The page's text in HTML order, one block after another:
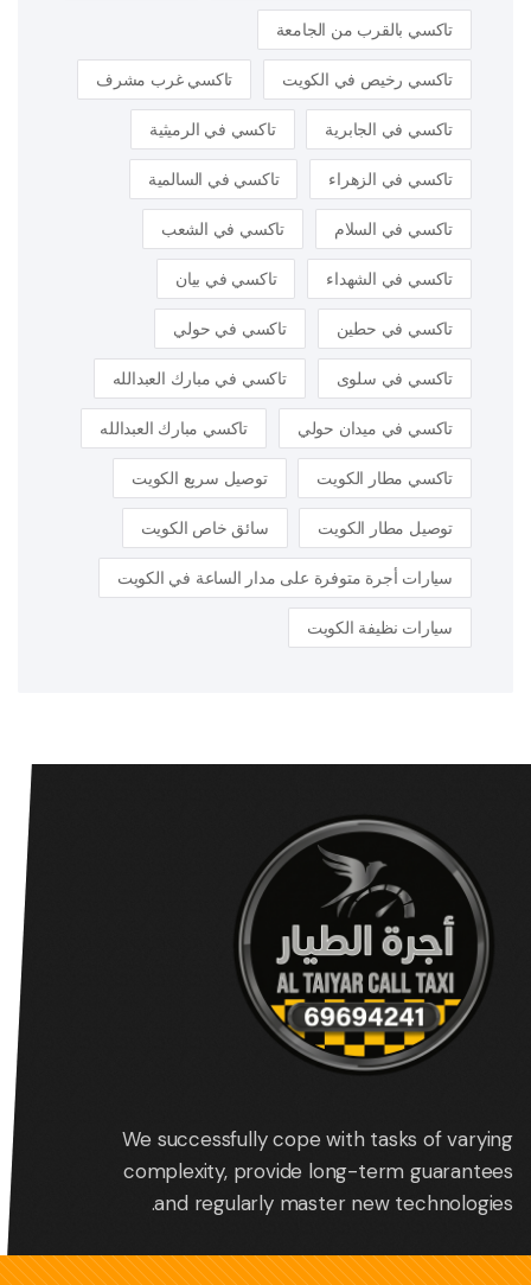
تاكسي بالقرب من الجامعة
تاكسي رخيص في الكويت تاكسي غرب مشرف
تاكسي في الجابرية تاكسي في الرميثية
تاكسي في الزهراء تاكسي في السالمية
تاكسي في السلام تاكسي في الشعب
تاكسي في الشهداء تاكسي في بيان
تاكسي في حطين تاكسي في حولي
تاكسي في سلوى تاكسي في مبارك العبدالله
تاكسي في ميدان حولي تاكسي مبارك العبدالله
تاكسي مطار الكويت توصيل سريع الكويت
توصيل مطار الكويت سائق خاص الكويت
سيارات أجرة متوفرة على مدار الساعة في الكويت
سيارات نظيفة الكويت
We successfully cope with tasks of varying
complexity, provide long-term guarantees
and regularly master new technologies.